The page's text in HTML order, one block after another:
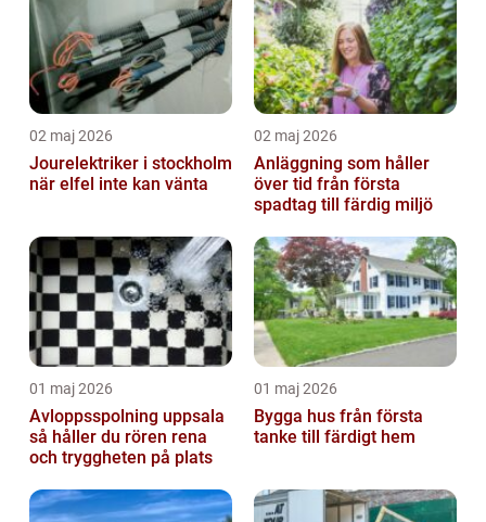
02 maj 2026
Jourelektriker i stockholm
när elfel inte kan vänta
02 maj 2026
Anläggning som håller
över tid från första
spadtag till färdig miljö
01 maj 2026
Avloppsspolning uppsala
så håller du rören rena
och tryggheten på plats
01 maj 2026
Bygga hus från första
tanke till färdigt hem